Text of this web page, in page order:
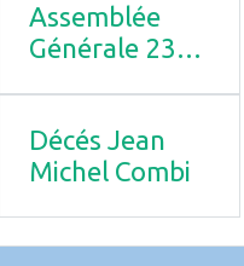
Assemblée
Générale 23
Décés Jean
Michel Combi